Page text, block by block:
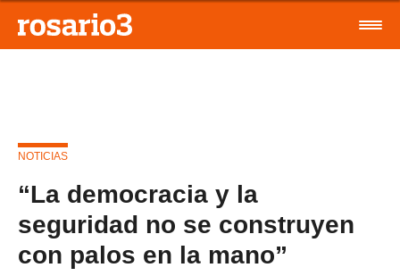
NOTICIAS
“La democracia y la
seguridad no se construyen
con palos en la mano”